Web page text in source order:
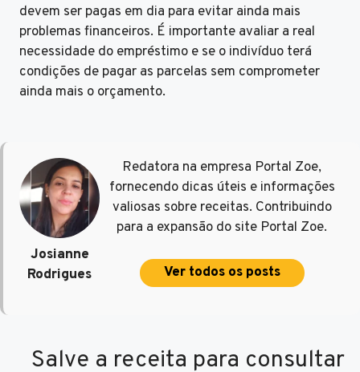
devem ser pagas em dia para evitar ainda mais
problemas financeiros. É importante avaliar a real
necessidade do empréstimo e se o indivíduo terá
condições de pagar as parcelas sem comprometer
ainda mais o orçamento.
Josianne
Rodrigues
Redatora na empresa Portal Zoe,
fornecendo dicas úteis e informações
valiosas sobre receitas. Contribuindo
para a expansão do site Portal Zoe.
Ver todos os posts
Salve a receita para consultar